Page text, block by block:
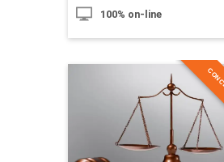
Processo Penal:
Função e Princípios
100% on-line
Especialização em
Processo do
Detalhes do